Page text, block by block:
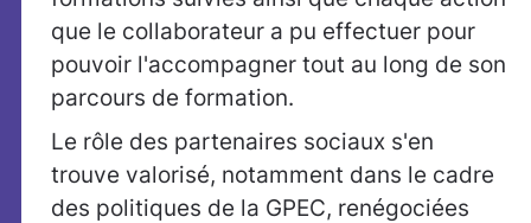
que le collaborateur a pu effectuer pour
pouvoir l'accompagner tout au long de son
parcours de formation.
Le rôle des partenaires sociaux s'en
trouve valorisé, notamment dans le cadre
des politiques de la GPEC, renégociées